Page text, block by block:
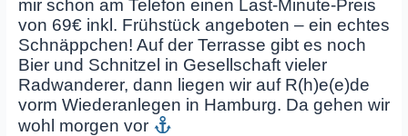
mir schon am Telefon einen Last-Minute-Preis
von 69€ inkl. Frühstück angeboten – ein echtes
Schnäppchen! Auf der Terrasse gibt es noch
Bier und Schnitzel in Gesellschaft vieler
Radwanderer, dann liegen wir auf R(h)e(e)de
vorm Wiederanlegen in Hamburg. Da gehen wir
wohl morgen vor